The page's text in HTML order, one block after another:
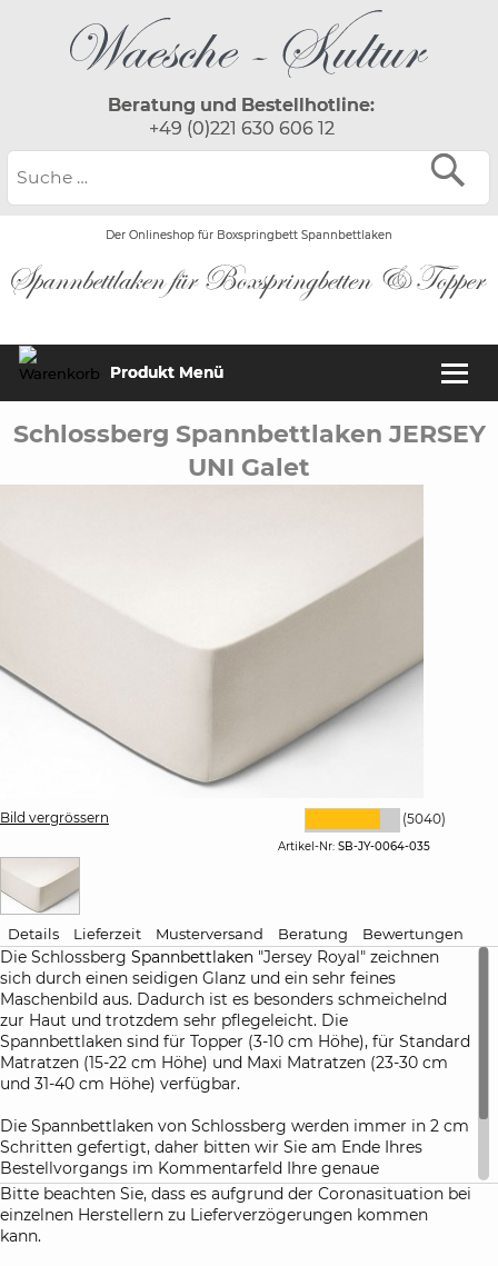
Beratung und Bestellhotline:
+49 (0)221 630 606 12
Der Onlineshop für Boxspringbett Spannbettlaken
Produkt Menü
Schlossberg Spannbettlaken JERSEY
UNI Galet
Bild vergrössern (5040)
Artikel-Nr: SB-JY-0064-035
Details Lieferzeit Musterversand Beratung Bewertungen
Die Schlossberg Spannbettlaken "Jersey Royal" zeichnen
sich durch einen seidigen Glanz und ein sehr feines
Maschenbild aus. Dadurch ist es besonders schmeichelnd
zur Haut und trotzdem sehr pflegeleicht. Die
Spannbettlaken sind für Topper (3-10 cm Höhe), für Standard
Matratzen (15-22 cm Höhe) und Maxi Matratzen (23-30 cm
und 31-40 cm Höhe) verfügbar.
Die Spannbettlaken von Schlossberg werden immer in 2 cm
Schritten gefertigt, daher bitten wir Sie am Ende Ihres
Bestellvorgangs im Kommentarfeld Ihre genaue
Matratzenhöhe anzugeben. Damit haben Sie die Gewähr,
dass die Spannbettlaken nach dem ersten Waschen perfekt
Ihre Matratze umhüllen.
Bitte beachten Sie, dass es aufgrund der Coronasituation bei
einzelnen Herstellern zu Lieferverzögerungen kommen
kann.